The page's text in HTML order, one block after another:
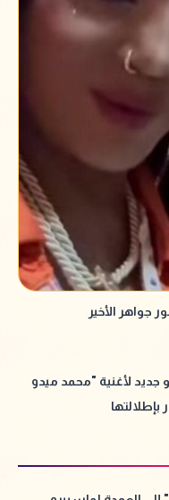
جواهر الأخير
جديد لأغنية "محمد ميدو
بإطلالتها